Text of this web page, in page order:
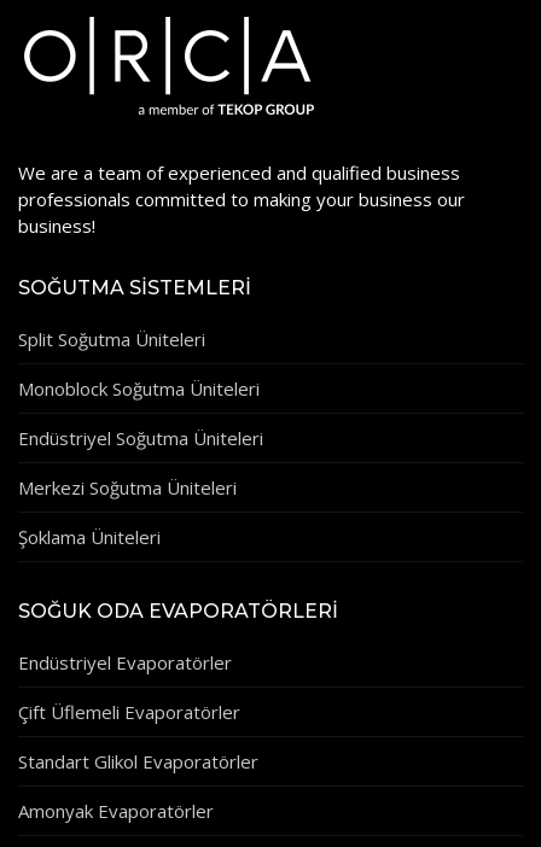
We are a team of experienced and qualified business
professionals committed to making your business our
business!
SOĞUTMA SISTEMLERI
Split Soğutma Üniteleri
Monoblock Soğutma Üniteleri
Endüstriyel Soğutma Üniteleri
Merkezi Soğutma Üniteleri
Şoklama Üniteleri
SOĞUK ODA EVAPORATÖRLERI
Endüstriyel Evaporatörler
Çift Üflemeli Evaporatörler
Standart Glikol Evaporatörler
Amonyak Evaporatörler